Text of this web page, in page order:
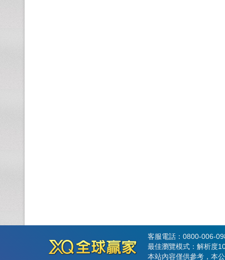
客服電話：0800-006-
最佳瀏覽模式：解析度
本站內容僅供參考，本